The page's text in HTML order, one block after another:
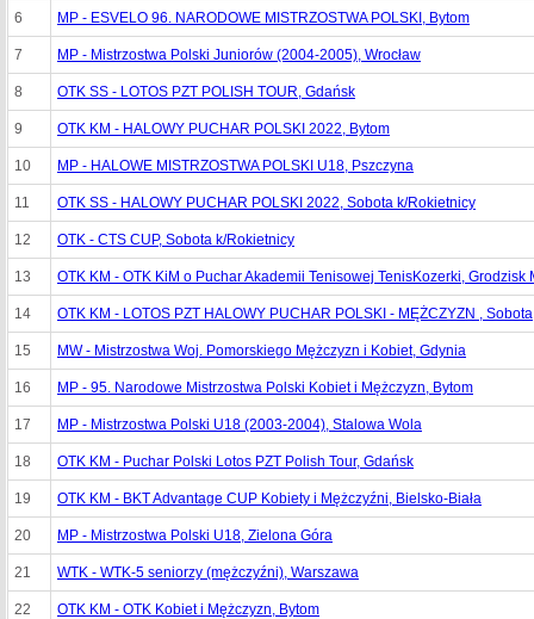
6 MP - ESVELO 96. NARODOWE MISTRZOSTWA POLSKI, Bytom
7 MP - Mistrzostwa Polski Juniorów (2004-2005), Wrocław
8 OTK SS - LOTOS PZT POLISH TOUR, Gdańsk
9 OTK KM - HALOWY PUCHAR POLSKI 2022, Bytom
10 MP - HALOWE MISTRZOSTWA POLSKI U18, Pszczyna
11 OTK SS - HALOWY PUCHAR POLSKI 2022, Sobota k/Rokietnicy
12 OTK - CTS CUP, Sobota k/Rokietnicy
13 OTK KM - OTK KiM o Puchar Akademii Tenisowej TenisKozerki, Grodzisk
14 OTK KM - LOTOS PZT HALOWY PUCHAR POLSKI - MĘŻCZYZN ,
15 MW - Mistrzostwa Woj. Pomorskiego Mężczyzn i Kobiet, Gdynia
16 MP - 95. Narodowe Mistrzostwa Polski Kobiet i Mężczyzn, Bytom
17 MP - Mistrzostwa Polski U18 (2003-2004), Stalowa Wola
18 OTK KM - Puchar Polski Lotos PZT Polish Tour, Gdańsk
19 OTK KM - BKT Advantage CUP Kobiety i Mężczyźni, Bielsko-Biała
20 MP - Mistrzostwa Polski U18, Zielona Góra
21 WTK - WTK-5 seniorzy (mężczyźni), Warszawa
22 OTK KM - OTK Kobiet i Mężczyzn, Bytom